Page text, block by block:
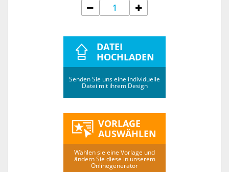
DATEI
HOCHLADEN
Senden Sie uns eine individuelle
Datei mit ihrem Design
VORLAGE
AUSWÄHLEN
Wählen sie eine Vorlage und
ändern Sie diese in unserem
Onlinegenerator